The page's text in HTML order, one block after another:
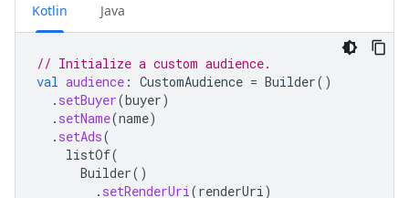
Kotlin Java
// Initialize a custom audience.
val audience : CustomAudience = Builder()
. setBuyer(buyer)
. setName(name)
. setAds(
listOf(
Builder()
. setRenderUri (renderUri )